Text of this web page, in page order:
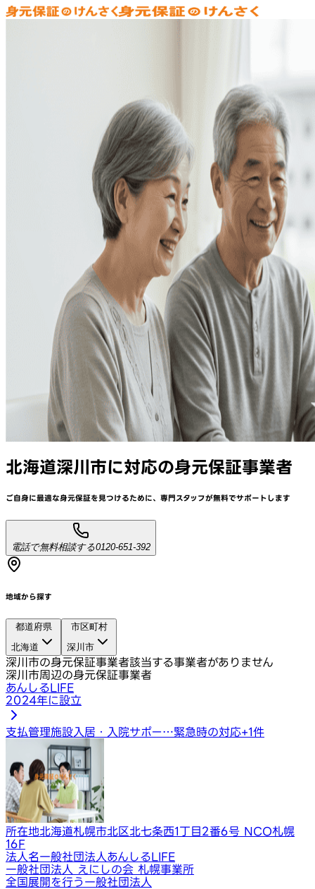
北海道深川市に対応の身元保証事業者
ご自身に最適な身元保証を見つけるために、 専門スタッフが無料でサポートします
電話で無料相談する0120-651-392
地域から探す
都道府県
北海道
市区町村
深川市
深川市の身元保証事業者該当する事業者がありません
深川市周辺の身元保証事業者
あんしるLIFE
2024年に設立
支払管理施設入居・入院サポー…緊急時の対応+1件
所在地北海道札幌市北区北七条西1丁目2番6号 NCO札幌
16F
法人名一般社団法人あんしるLIFE
一般社団法人 えにしの会 札幌事業所
全国展開を行う一般社団法人